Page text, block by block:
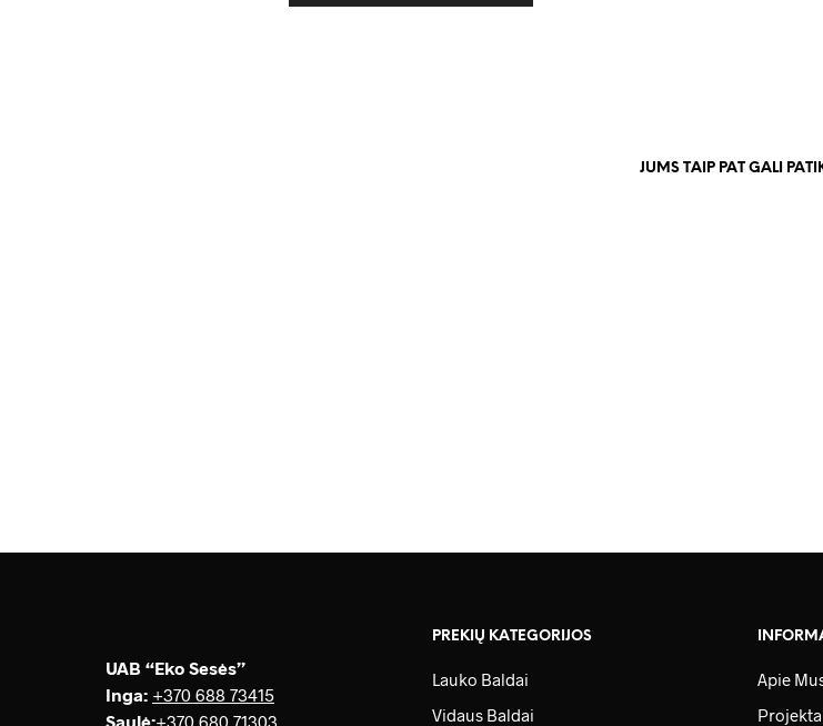
JUMS TAIP PAT GALI
UAB “Eko Sesės”
Inga: +370 688 73415
Saulė:+370 680 71303
PREKIŲ KATEGORIJOS
Lauko Baldai
Vidaus Baldai
Apie